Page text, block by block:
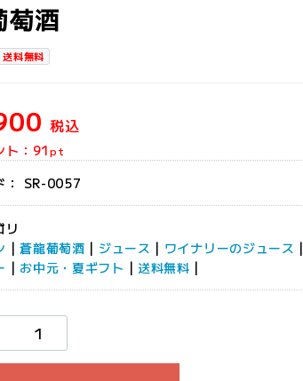
萄酒
送料無料
税込
： 91pt
SR-0057
リ
|蒼龍葡萄酒 | ジュース | ワイナリーのジュース |
|お中元・夏ギフト | 送料無料 |